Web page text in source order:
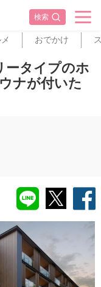
検索
おでかけ
ータイプのホ
ナが付いた